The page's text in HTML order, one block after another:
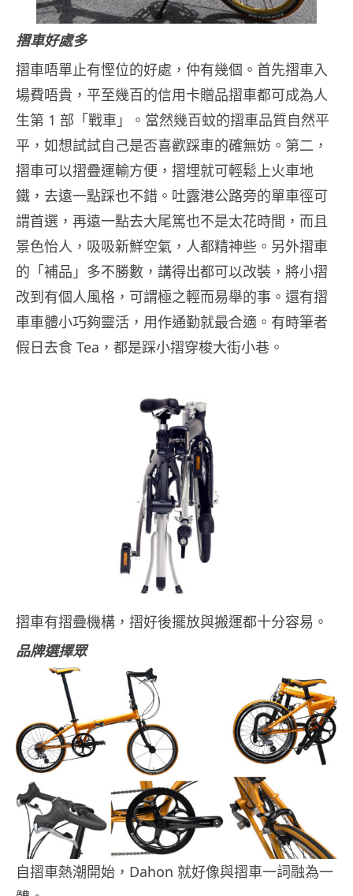
摺車好處多
摺車唔單止有慳位的好處，仲有幾個。首先摺車入
場費唔貴，平至幾百的信用卡贈品摺車都可成為人
生第 1 部「戰車」。當然幾百蚊的摺車品質自然平
平，如想試試自己是否喜歡踩車的確無妨。第二，
摺車可以摺疊運輸方便，摺埋就可輕鬆上火車地
鐵，去遠一點踩也不錯。吐露港公路旁的單車徑可
謂首選，再遠一點去大尾篤也不是太花時間，而且
景色怡人，吸吸新鮮空氣，人都精神些。另外摺車
的「補品」多不勝數，講得出都可以改裝，將小摺
改到有個人風格，可謂極之輕而易舉的事。還有摺
車車體小巧夠靈活，用作通勤就最合適。有時筆者
假日去食 Tea，都是踩小摺穿梭大街小巷。
摺車有摺疊機構，摺好後擺放與搬運都十分容易。
品牌選擇眾
自摺車熱潮開始，Dahon 就好像與摺車一詞融為一